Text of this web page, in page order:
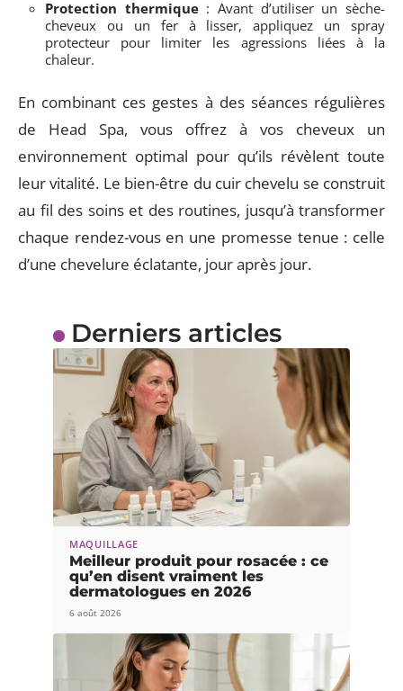
Protection thermique: Avant d’utiliser un sèche-
cheveux ou un fer à lisser, appliquez un spray
protecteur pour limiter les agressions liées à la
chaleur.
En combinant ces gestes à des séances régulières
de Head Spa, vous offrez à vos cheveux un
environnement optimal pour qu’ils révèlent toute
leur vitalité. Le bien-être du cuir chevelu se construit
au fil des soins et des routines, jusqu’à transformer
chaque rendez-vous en une promesse tenue : celle
d’une chevelure éclatante, jour après jour.
Derniers articles
MAQUILLAGE
Meilleur produit pour rosacée : ce
qu’en disent vraiment les
dermatologues en 2026
6 août 2026